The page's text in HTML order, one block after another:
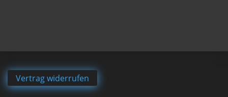
Vertrag widerrufen